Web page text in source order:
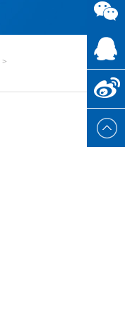
>
联系我
们
微信
QQ客服
新浪微